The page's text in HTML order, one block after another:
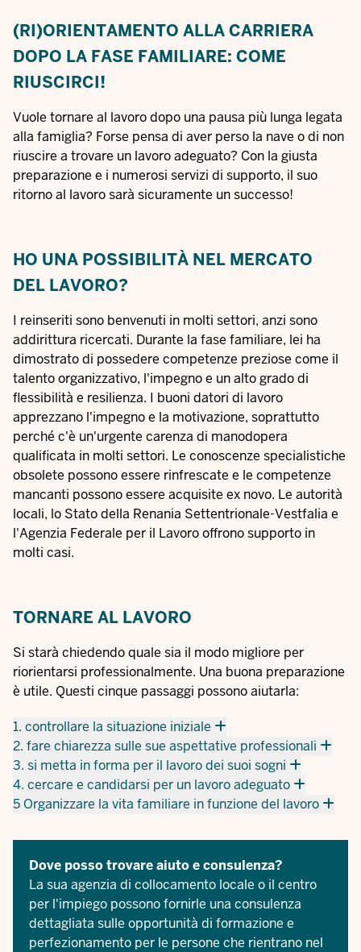
(RI)ORIENTAMENTO ALLA CARRIERA
DOPO LA FASE FAMILIARE: COME
RIUSCIRCI!
Vuole tornare al lavoro dopo una pausa più lunga legata
alla famiglia? Forse pensa di aver perso la nave o di non
riuscire a trovare un lavoro adeguato? Con la giusta
preparazione e i numerosi servizi di supporto, il suo
ritorno al lavoro sarà sicuramente un successo!
HO UNA POSSIBILITÀ NEL MERCATO
DEL LAVORO?
I reinseriti sono benvenuti in molti settori, anzi sono
addirittura ricercati. Durante la fase familiare, lei ha
dimostrato di possedere competenze preziose come il
talento organizzativo, l'impegno e un alto grado di
flessibilità e resilienza. I buoni datori di lavoro
apprezzano l'impegno e la motivazione, soprattutto
perché c'è un'urgente carenza di manodopera
qualificata in molti settori. Le conoscenze specialistiche
obsolete possono essere rinfrescate e le competenze
mancanti possono essere acquisite ex novo. Le autorità
locali, lo Stato della Renania Settentrionale-Vestfalia e
l'Agenzia Federale per il Lavoro offrono supporto in
molti casi.
TORNARE AL LAVORO
Si starà chiedendo quale sia il modo migliore per
riorientarsi professionalmente. Una buona preparazione
è utile. Questi cinque passaggi possono aiutarla:
1. controllare la situazione iniziale
2. fare chiarezza sulle sue aspettative professionali
3. si metta in forma per il lavoro dei suoi sogni
4. cercare e candidarsi per un lavoro adeguato
5 Organizzare la vita familiare in funzione del lavoro
Dove posso trovare aiuto e consulenza?
La sua agenzia di collocamento locale o il centro
per l'impiego possono fornirle una consulenza
dettagliata sulle opportunità di formazione e
perfezionamento per le persone che rientrano nel